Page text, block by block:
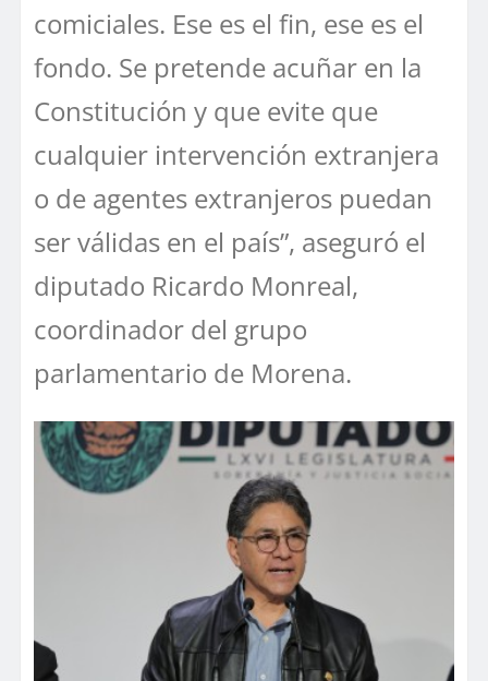
comiciales. Ese es el fin, ese es el
fondo. Se pretende acuñar en la
Constitución y que evite que
cualquier intervención extranjera
o de agentes extranjeros puedan
ser válidas en el país”, aseguró el
diputado Ricardo Monreal,
coordinador del grupo
parlamentario de Morena.